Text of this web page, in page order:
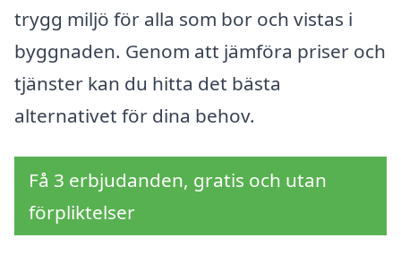
trygg miljö för alla som bor och vistas i
byggnaden. Genom att jämföra priser och
tjänster kan du hitta det bästa
alternativet för dina behov.
Få 3 erbjudanden, gratis och utan
förpliktelser